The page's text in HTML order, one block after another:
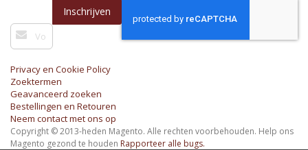
Abonneer
op
onze
nieuwsbrief
Inschrijven
Privacy en Cookie Policy
Zoektermen
Geavanceerd zoeken
Bestellingen en Retouren
Neem contact met ons op
Copyright © 2013-heden Magento. Alle rechten voorbehouden. Help ons
Magento gezond te houden Rapporteer alle bugs.